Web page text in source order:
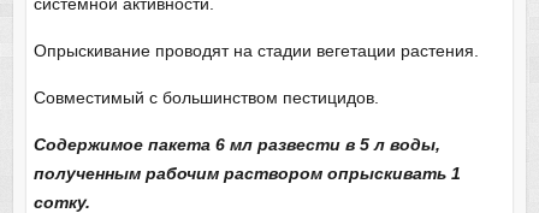
Опрыскивание проводят на стадии вегетации растения.
Совместимый с большинством пестицидов.
Содержимое пакета 6 мл развести в 5 л воды,
полученным рабочим раствором опрыскивать 1
сотку.